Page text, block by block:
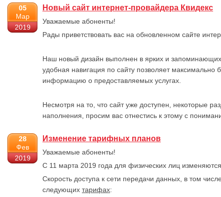
05
Мар
2019
Новый сайт интернет-провайдера Квидекс
Уважаемые абоненты!
Рады приветствовать вас на обновленном сайте
Наш новый дизайн выполнен в ярких и
удобная навигация по сайту позволяет
информацию о предоставляемых услугах.
Несмотря на то, что сайт уже доступен, некоторые
наполнения, просим вас отнестись к этому с
28
Фев
2019
Изменение тарифных планов
Уважаемые абоненты!
С 11 марта 2019 года для физических лиц
Скорость доступа к сети передачи данных, в том
следующих тарифах: